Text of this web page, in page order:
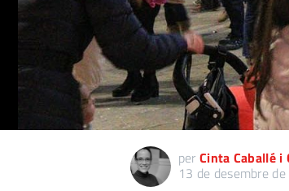
per Cinta Caballé i
13 de desembre